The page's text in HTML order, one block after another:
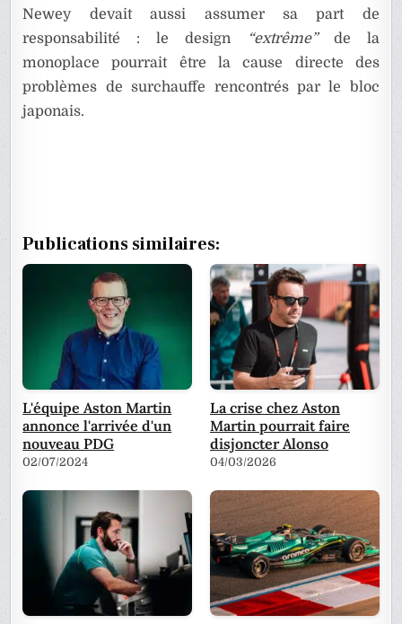
Newey devait aussi assumer sa part de
responsabilité : le design
“extrême”de la
monoplace pourrait être la cause directe des
problèmes de surchauffe rencontrés par le bloc
japonais.
Publications similaires:
L'équipe Aston Martin
annonce l'arrivée d'un
nouveau PDG
02/07/2024
La crise chez Aston
Martin pourrait faire
disjoncter Alonso
04/03/2026